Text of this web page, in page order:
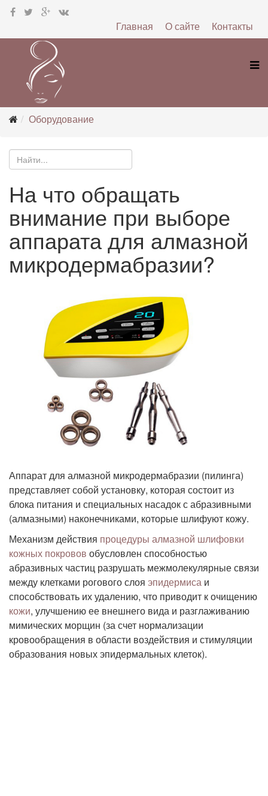
Контакты
О сайте
Главная
Оборудование
На что обращать
внимание при выборе
аппарата для алмазной
микродермабразии?
Аппарат для алмазной микродермабразии (пилинга)
представляет собой установку, которая состоит из
блока питания и специальных насадок с абразивными
(алмазными) наконечниками, которые шлифуют кожу.
Механизм действия процедуры алмазной шлифовки
кожных покровов обусловлен способностью
абразивных частиц разрушать межмолекулярные связи
между клетками рогового слоя эпидермиса и
способствовать их удалению, что приводит к очищению
кожи, улучшению ее внешнего вида и разглаживанию
мимических морщин (за счет нормализации
кровообращения в области воздействия и стимуляции
образования новых эпидермальных клеток).